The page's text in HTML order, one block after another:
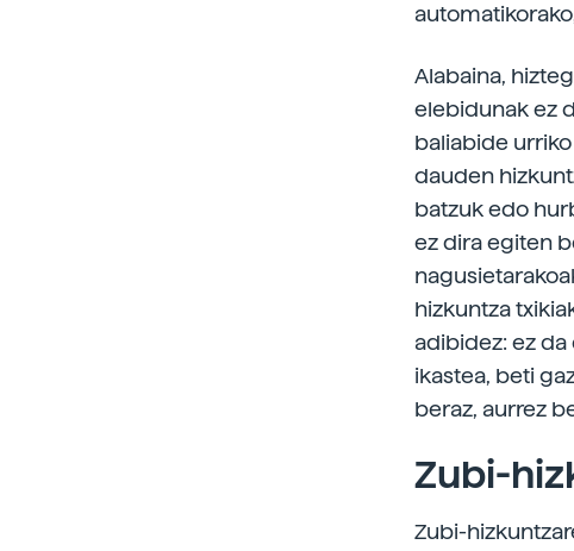
Alabaina,
elebidunak ez
baliabide
dauden
batzuk edo
ez dira egiten
hizkuntza
adibidez: ez
ikastea, beti
beraz, aurrez
Zubi-
Zubi-